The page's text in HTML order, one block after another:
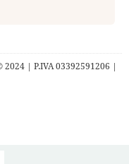
| P.IVA 03392591206 |